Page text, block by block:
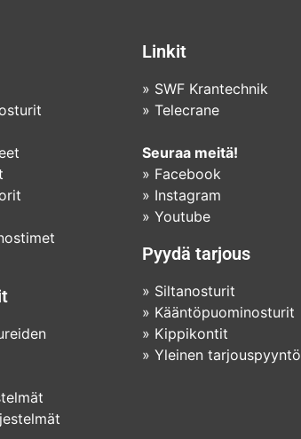
Linkit
» SWF Krantechnik
» Telecrane
Seuraa meitä!
» Facebook
» Instagram
» Youtube
Pyydä tarjous
» Siltanosturit
» Kääntöpuominosturit
» Kippikontit
» Yleinen tarjouspyyntö